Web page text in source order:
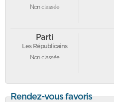
Non classée
Parti
Les Républicains
Non classée
Rendez-vous favoris